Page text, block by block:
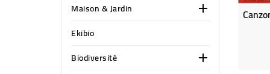
Maison & Jardin 
Ekibio
Biodiversité
